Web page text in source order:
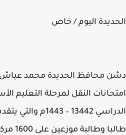
اليوم / خاص
محافظ الحديدة محمد عياش
النقل لمرحلة التعليم
طالبا وطالبة